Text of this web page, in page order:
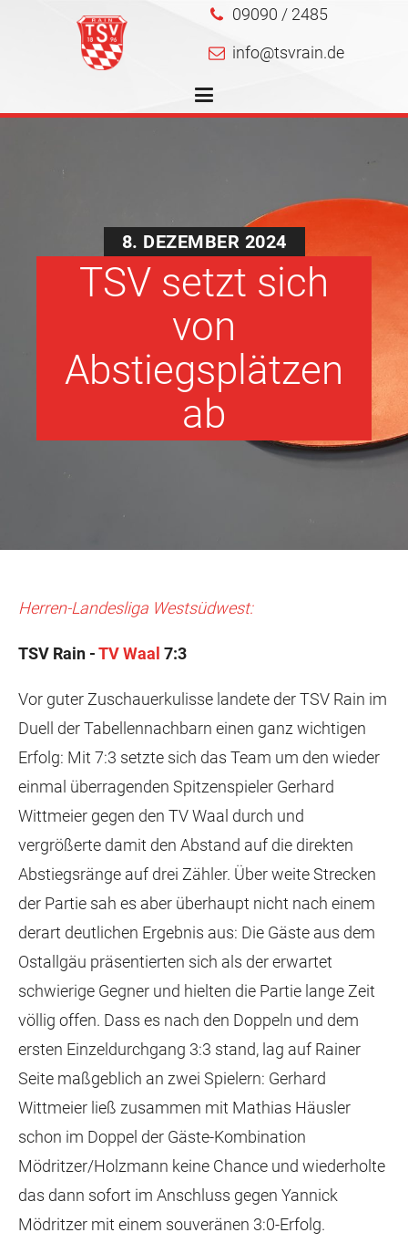
09090 / 2485
info@tsvrain.de
8. DEZEMBER 2024
TSV setzt sich
von
Abstiegsplätzen
ab
Herren-Landesliga Westsüdwest:
TSV Rain -TV Waal 7:3
Vor guter Zuschauerkulisse landete der TSV Rain im
Duell der Tabellennachbarn einen ganz wichtigen
Erfolg: Mit 7:3 setzte sich das Team um den wieder
einmal überragenden Spitzenspieler Gerhard
Wittmeier gegen den TV Waal durch und
vergrößerte damit den Abstand auf die direkten
Abstiegsränge auf drei Zähler. Über weite Strecken
der Partie sah es aber überhaupt nicht nach einem
derart deutlichen Ergebnis aus: Die Gäste aus dem
Ostallgäu präsentierten sich als der erwartet
schwierige Gegner und hielten die Partie lange Zeit
völlig offen. Dass es nach den Doppeln und dem
ersten Einzeldurchgang 3:3 stand, lag auf Rainer
Seite maßgeblich an zwei Spielern: Gerhard
Wittmeier ließ zusammen mit Mathias Häusler
schon im Doppel der Gäste-Kombination
Mödritzer/Holzmann keine Chance und wiederholte
das dann sofort im Anschluss gegen Yannick
Mödritzer mit einem souveränen 3:0-Erfolg.